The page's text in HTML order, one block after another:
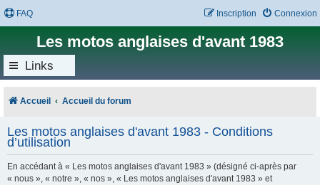
FAQ Connexion
Inscription
Les motos anglaises d'avant 1983
Links
Accueil Accueil du forum
Les motos anglaises d'avant 1983 - Conditions
d’utilisation
En accédant à « Les motos anglaises d'avant 1983 » (désigné ci-après par
« nous », « notre », « nos », « Les motos anglaises d'avant 1983 » et